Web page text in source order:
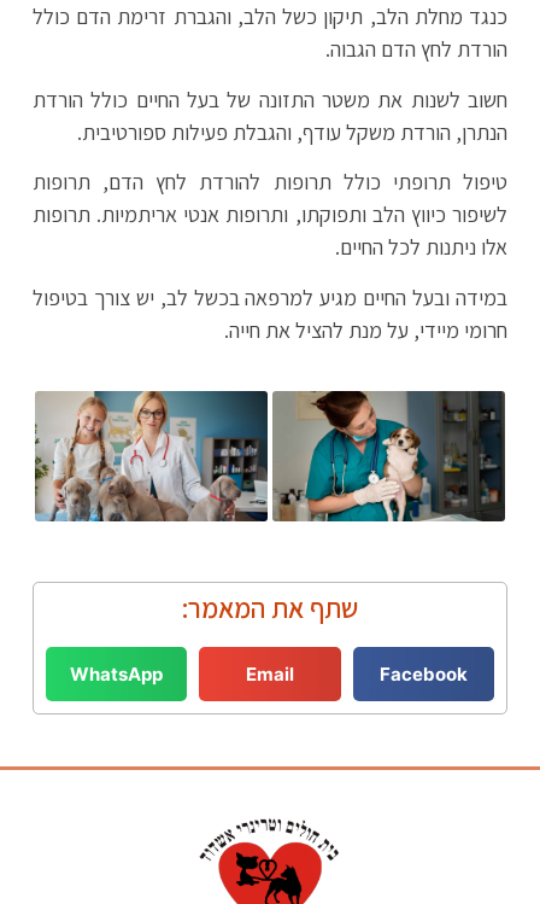
כנגד מחלת הלב, תיקון כשל הלב, והגברת זרימת הדם כולל
הורדת לחץ הדם הגבוה.
חשוב לשנות את משטר התזונה של בעל החיים כולל הורדת
הנתרן, הורדת משקל עודף, והגבלת פעילות ספורטיבית.
טיפול תרופתי כולל תרופות להורדת לחץ הדם, תרופות
לשיפור כיווץ הלב ותפוקתו, ותרופות אנטי אריתמיות. תרופות
אלו ניתנות לכל החיים.
במידה ובעל החיים מגיע למרפאה בכשל לב, יש צורך בטיפול
חרומי מיידי, על מנת להציל את חייה.
שתף את המאמר:
Facebook
Email
WhatsApp